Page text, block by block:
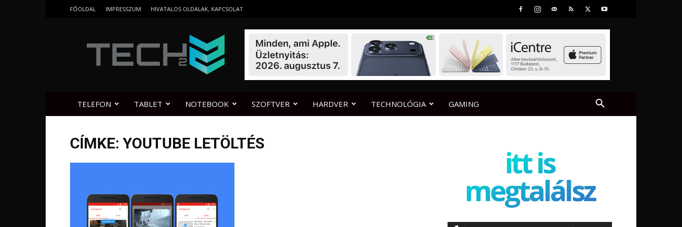
FŐOLDAL IMPRESSZUM HIVATALOS OLDALAK, KAPCSOLAT
TELEFON TABLET NOTEBOOK SZOFTVER HARDVER TECHNOLÓGIA GAMING
CÍMKE: YOUTUBE LETÖLTÉS
itt is
megtalálsz